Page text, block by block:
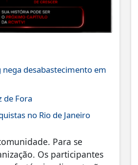
desabastecimento em
de Fora
no Rio de Janeiro
Para se
Os participantes